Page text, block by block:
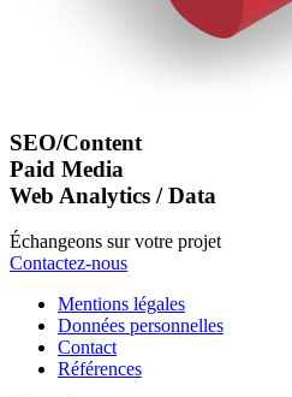
SEO/Content
Paid Media
Web Analytics / Data
Échangeons sur votre projet
Contactez-nous
Mentions légales
Données personnelles
Contact
Références